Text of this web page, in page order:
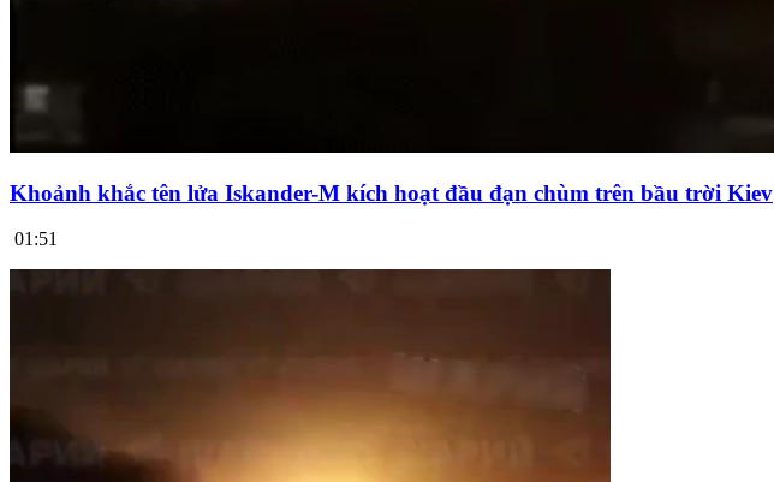
Khoảnh khắc tên lửa Iskander-M kích hoạt đầu đạn chùm trên bầu trời Kiev
01:51